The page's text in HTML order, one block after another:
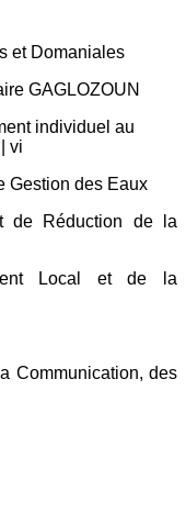
et Domaniales
GAGLOZOUN
individuel au
vi
Gestion des Eaux
de Réduction de la
Local et de la
Communication, des